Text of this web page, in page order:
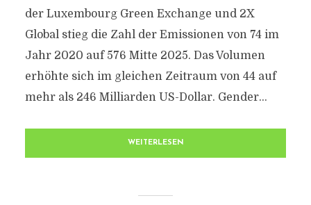
der Luxembourg Green Exchange und 2X
Global stieg die Zahl der Emissionen von 74 im
Jahr 2020 auf 576 Mitte 2025. Das Volumen
erhöhte sich im gleichen Zeitraum von 44 auf
mehr als 246 Milliarden US-Dollar. Gender...
WEITERLESEN